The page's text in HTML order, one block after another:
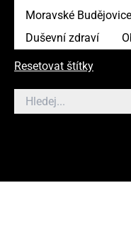
Moravské Budějovice
Duševní zdraví
Resetovat štítky